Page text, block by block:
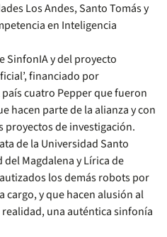
Los Andes, Santo Tomás y
en Inteligencia
SinfonIA y del proyecto
financiado por
cuatro Pepper que fueron
hacen parte de la alianza y con
proyectos de investigación.
de la Universidad Santo
Magdalena y Lírica de
los demás robots por
cargo, y que hacen alusión al
una auténtica sinfonía